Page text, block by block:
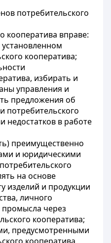
потребительского
кооператива вправе:
кооператива;
избирать и
управления и
предложения об
потребительского
недостатков в работе
преимущественно
и юридическими
на основе
изделий и продукции
личного
промысла через
кооператива;
предусмотренными